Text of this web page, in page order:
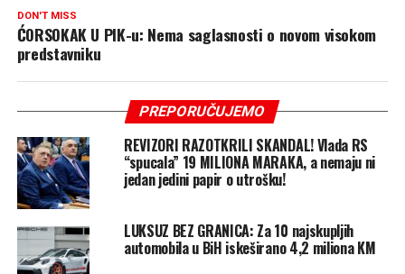
DON'T MISS
ĆORSOKAK U PIK-u: Nema saglasnosti o novom visokom
predstavniku
PREPORUČUJEMO
REVIZORI RAZOTKRILI SKANDAL! Vlada RS
“spucala” 19 MILIONA MARAKA, a nemaju ni
jedan jedini papir o utrošku!
LUKSUZ BEZ GRANICA: Za 10 najskupljih
automobila u BiH iskeširano 4,2 miliona KM